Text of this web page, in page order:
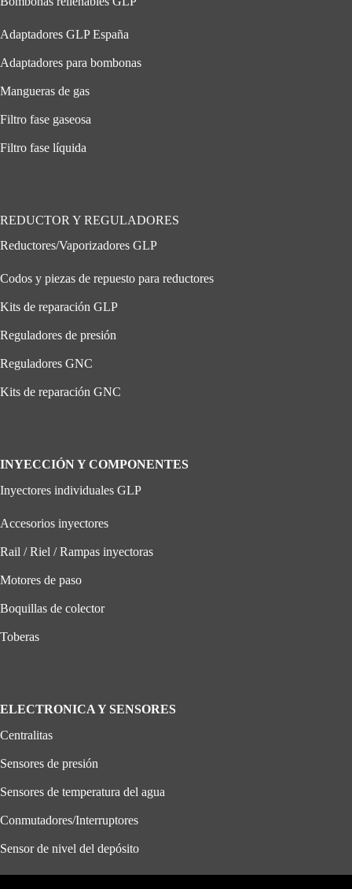
Adaptadores GLP España
Adaptadores para bombonas
Mangueras de gas
Filtro fase gaseosa
Filtro fase líquida
REDUCTOR Y REGULADORES
Reductores/Vaporizadores GLP
Codos y piezas de repuesto para reductores
Kits de reparación GLP
Reguladores de presión
Reguladores GNC
Kits de reparación GNC
INYECCIÓN Y COMPONENTES
Inyectores individuales GLP
Accesorios inyectores
Rail / Riel / Rampas inyectoras
Motores de paso
Boquillas de colector
Toberas
ELECTRONICA Y SENSORES
Centralitas
Sensores de presión
Sensores de temperatura del agua
Conmutadores/Interruptores
Sensor de nivel del depósito